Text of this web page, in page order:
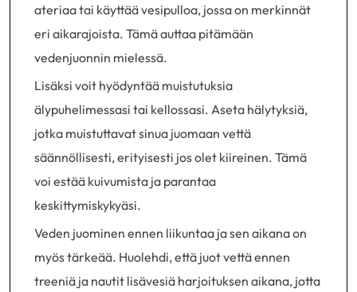
ateriaa tai käyttää vesipulloa, jossa on merkinnät
eri aikarajoista. Tämä auttaa pitämään
vedenjuonnin mielessä.
Lisäksi voit hyödyntää muistutuksia
älypuhelimessasi tai kellossasi. Aseta hälytyksiä,
jotka muistuttavat sinua juomaan vettä
säännöllisesti, erityisesti jos olet kiireinen. Tämä
voi estää kuivumista ja parantaa
keskittymiskykyäsi.
Veden juominen ennen liikuntaa ja sen aikana on
myös tärkeää. Huolehdi, että juot vettä ennen
treeniä ja nautit lisävesiä harjoituksen aikana, jotta